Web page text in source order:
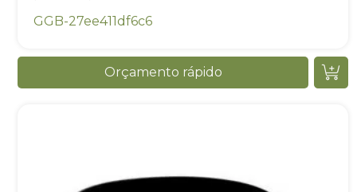
GGB-27ee411df6c6
Orçamento rápido